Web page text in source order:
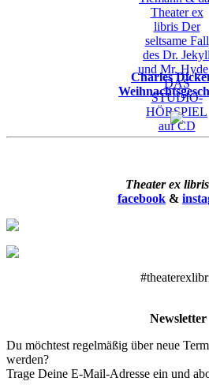
Charles
Theater ex libris
facebook &
Newsletter
Du möchtest regelmäßig über neue
werden?
Trage Deine E-Mail-Adresse ein und